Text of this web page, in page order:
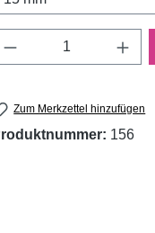
Produkt
Zum Merkzettel hinzufügen
156